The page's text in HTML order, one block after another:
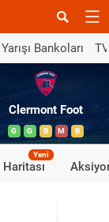
Bankoları
Clermont Foot
G G B M B
Haritası
Yeni